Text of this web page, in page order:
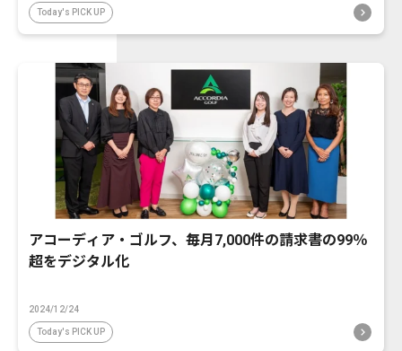
Today's PICK UP
アコーディア・ゴルフ、毎月7,000件の請求書の99％
超をデジタル化
2024/12/24
Today's PICK UP